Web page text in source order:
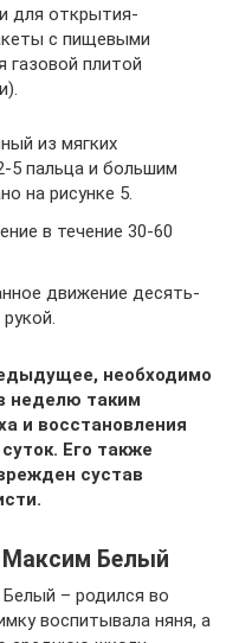
для открытия-
с пищевыми
газовой плитой
из мягких
5 пальца и большим
на рисунке 5.
в течение 30-60
движение десять-
необходимо
неделю таким
и восстановления
Его также
сустав
Максим Белый
– родился во
воспитывала няня, а